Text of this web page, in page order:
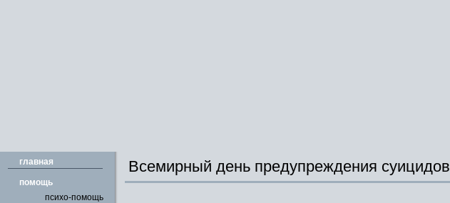
главная
помощь
психо-помощь
Всемирный день предупреждения суицидов